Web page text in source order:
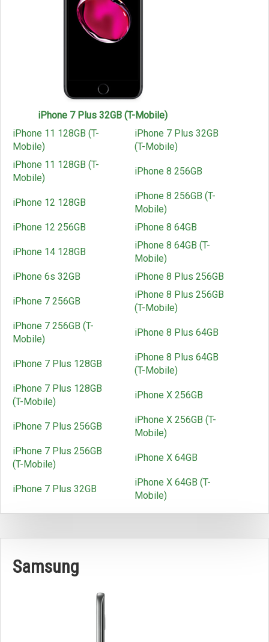
iPhone 7 Plus 32GB (T-Mobile)
iPhone 11 128GB (T-
Mobile)
iPhone 7 Plus 32GB
(T-Mobile)
iPhone 11 128GB (T-
Mobile)
iPhone 8 256GB
iPhone 12 128GB
iPhone 8 256GB (T-
Mobile)
iPhone 12 256GB
iPhone 8 64GB
iPhone 14 128GB
iPhone 8 64GB (T-
Mobile)
iPhone 6s 32GB
iPhone 8 Plus 256GB
iPhone 7 256GB
iPhone 8 Plus 256GB
(T-Mobile)
iPhone 7 256GB (T-
Mobile)
iPhone 8 Plus 64GB
iPhone 7 Plus 128GB
iPhone 8 Plus 64GB
(T-Mobile)
iPhone 7 Plus 128GB
(T-Mobile)
iPhone X 256GB
iPhone 7 Plus 256GB
iPhone X 256GB (T-
Mobile)
iPhone 7 Plus 256GB
(T-Mobile)
iPhone X 64GB
iPhone 7 Plus 32GB
iPhone X 64GB (T-
Mobile)
Samsung